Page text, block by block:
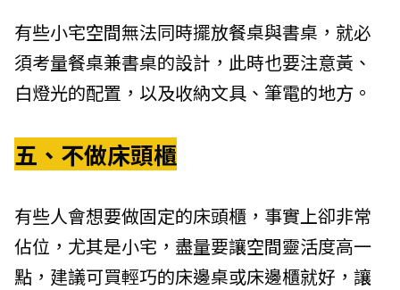
有些小宅空間無法同時擺放餐桌與書桌，就必
須考量餐桌兼書桌的設計，此時也要注意黃、
白燈光的配置，以及收納文具、筆電的地方。
五、不做床頭櫃
有些人會想要做固定的床頭櫃，事實上卻非常
佔位，尤其是小宅，盡量要讓空間靈活度高一
點，建議可買輕巧的床邊桌或床邊櫃就好，讓